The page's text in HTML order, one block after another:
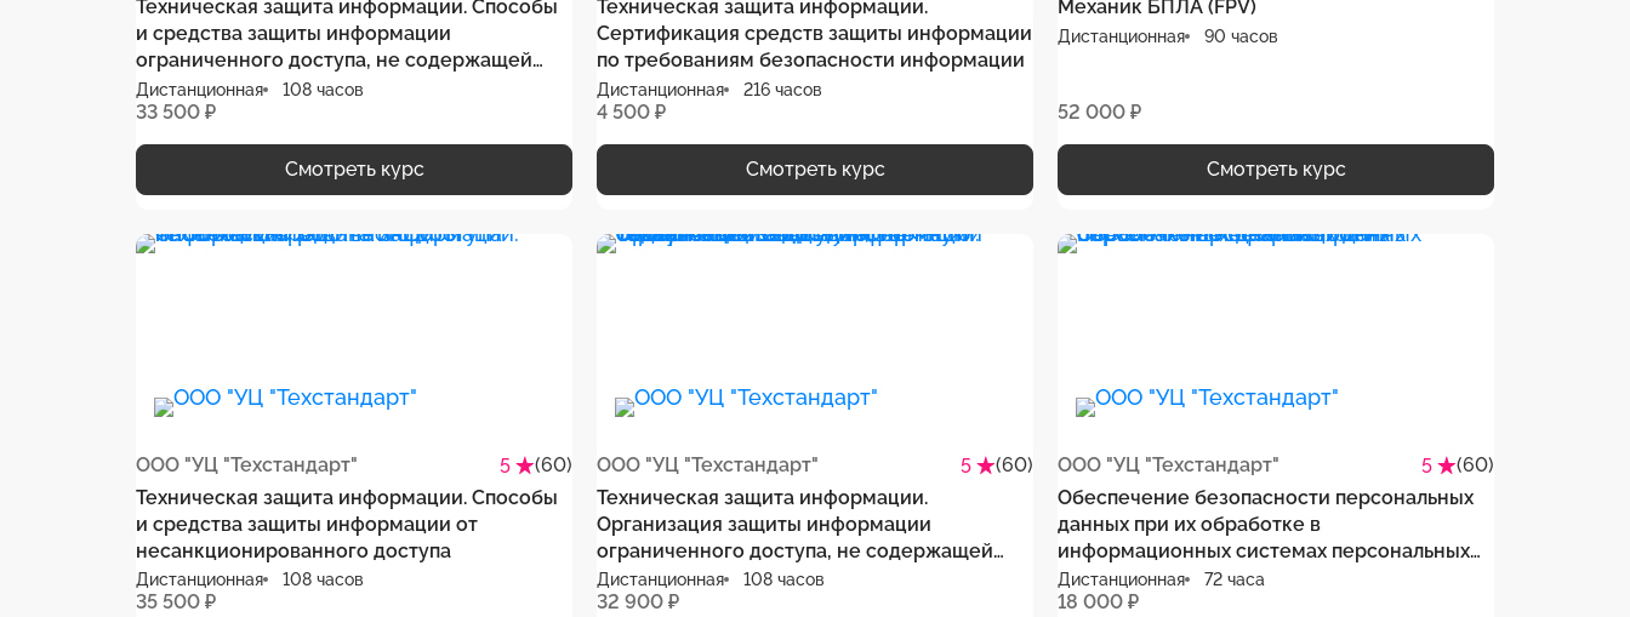
Техническая защита информации. Способы
и средства защиты информации
ограниченного доступа, не содержащей
сведения, составляющие государственную
тайну, от утечки по техническим каналам
Дистанционная 108 часов
33 500 ₽
Смотреть курс
Техническая защита информации.
Сертификация средств защиты информации
по требованиям безопасности информации
Дистанционная 216 часов
4 500 ₽
Смотреть курс
Механик БПЛА (FPV)
Дистанционная 90 часов
52 000 ₽
Смотреть курс
ООО "УЦ "Техстандарт" 5
(60)
Техническая защита информации. Способы
и средства защиты информации от
несанкционированного доступа
Дистанционная 108 часов
35 500 ₽
ООО "УЦ "Техстандарт" 5
(60)
Техническая защита информации.
Организация защиты информации
ограниченного доступа, не содержащей
сведения, составляющие государственную
тайну
Дистанционная 108 часов
32 900 ₽
ООО "УЦ "Техстандарт" 5
(60)
Обеспечение безопасности персональных
данных при их обработке в
информационных системах персональных
данных
Дистанционная 72 часа
18 000 ₽